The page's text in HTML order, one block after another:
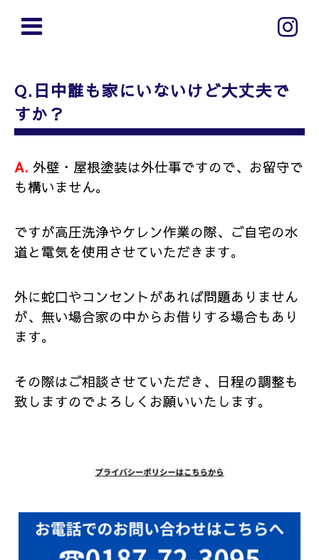
Q.日中誰も家にいないけど大丈夫で
すか？
A. 外壁・屋根塗装は外仕事ですので、お留守で
も構いません。
ですが高圧洗浄やケレン作業の際、ご自宅の水
道と電気を使用させていただきます。
外に蛇口やコンセントがあれば問題ありません
が、無い場合家の中からお借りする場合もあり
ます。
その際はご相談させていただき、日程の調整も
致しますのでよろしくお願いいたします。